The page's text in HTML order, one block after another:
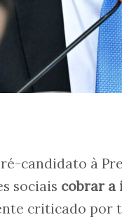
candidato à
sociais cobrar a
criticado por